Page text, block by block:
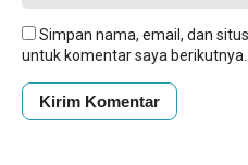
Simpan nama, email, dan
untuk komentar saya berikutnya.